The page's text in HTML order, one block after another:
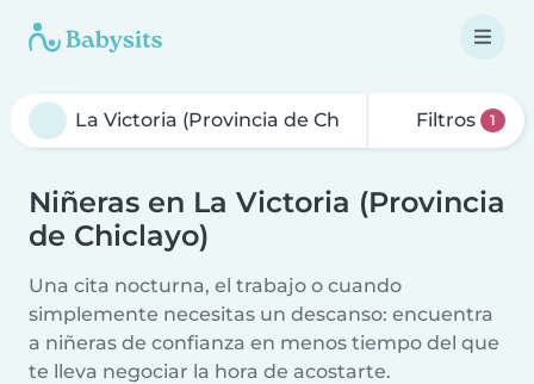
Filtros 1
Niñeras en La Victoria (Provincia
de Chiclayo)
Una cita nocturna, el trabajo o cuando
simplemente necesitas un descanso: encuentra
a niñeras de confianza en menos tiempo del que
te lleva negociar la hora de acostarte.